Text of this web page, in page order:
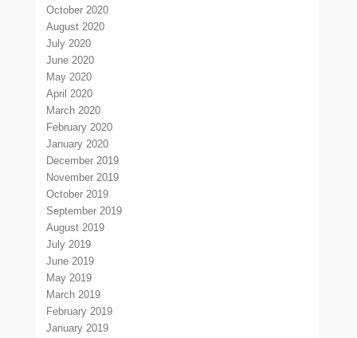
October 2020
August 2020
July 2020
June 2020
May 2020
April 2020
March 2020
February 2020
January 2020
December 2019
November 2019
October 2019
September 2019
August 2019
July 2019
June 2019
May 2019
March 2019
February 2019
January 2019